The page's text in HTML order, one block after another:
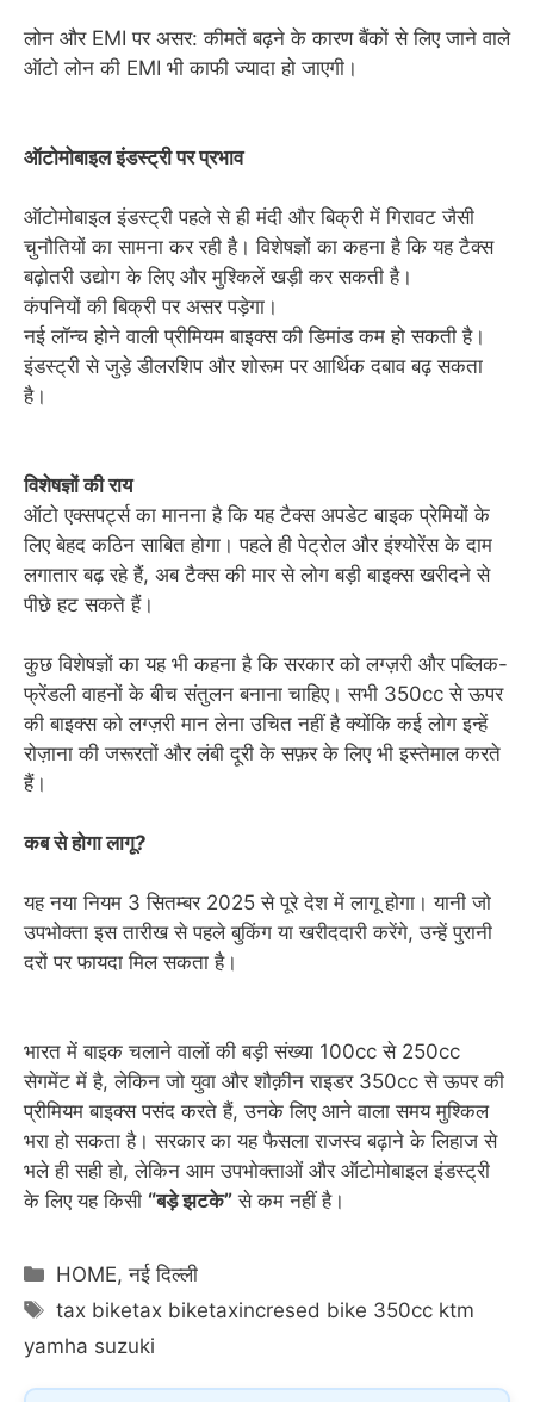
लोन और EMI पर असर: कीमतें बढ़ने के कारण बैंकों से लिए जाने वाले
ऑटो लोन की EMI भी काफी ज्यादा हो जाएगी।
ऑटोमोबाइल इंडस्ट्री पर प्रभाव
ऑटोमोबाइल इंडस्ट्री पहले से ही मंदी और बिक्री में गिरावट जैसी
चुनौतियों का सामना कर रही है। विशेषज्ञों का कहना है कि यह टैक्स
बढ़ोतरी उद्योग के लिए और मुश्किलें खड़ी कर सकती है।
कंपनियों की बिक्री पर असर पड़ेगा।
नई लॉन्च होने वाली प्रीमियम बाइक्स की डिमांड कम हो सकती है।
इंडस्ट्री से जुड़े डीलरशिप और शोरूम पर आर्थिक दबाव बढ़ सकता
है।
विशेषज्ञों की राय
ऑटो एक्सपर्ट्स का मानना है कि यह टैक्स अपडेट बाइक प्रेमियों के
लिए बेहद कठिन साबित होगा। पहले ही पेट्रोल और इंश्योरेंस के दाम
लगातार बढ़ रहे हैं, अब टैक्स की मार से लोग बड़ी बाइक्स खरीदने से
पीछे हट सकते हैं।
कुछ विशेषज्ञों का यह भी कहना है कि सरकार को लग्ज़री और पब्लिक-
फ्रेंडली वाहनों के बीच संतुलन बनाना चाहिए। सभी 350cc से ऊपर
की बाइक्स को लग्ज़री मान लेना उचित नहीं है क्योंकि कई लोग इन्हें
रोज़ाना की जरूरतों और लंबी दूरी के सफ़र के लिए भी इस्तेमाल करते
हैं।
कब से होगा लागू?
यह नया नियम 3 सितम्बर 2025 से पूरे देश में लागू होगा। यानी जो
उपभोक्ता इस तारीख से पहले बुकिंग या खरीददारी करेंगे, उन्हें पुरानी
दरों पर फायदा मिल सकता है।
भारत में बाइक चलाने वालों की बड़ी संख्या 100cc से 250cc
सेगमेंट में है, लेकिन जो युवा और शौक़ीन राइडर 350cc से ऊपर की
प्रीमियम बाइक्स पसंद करते हैं, उनके लिए आने वाला समय मुश्किल
भरा हो सकता है। सरकार का यह फैसला राजस्व बढ़ाने के लिहाज से
भले ही सही हो, लेकिन आम उपभोक्ताओं और ऑटोमोबाइल इंडस्ट्री
के लिए यह किसी “बड़े झटके” से कम नहीं है।
Categories
HOME,नई दिल्ली
Tags
tax biketax biketaxincresed bike 350cc ktm
yamha suzuki